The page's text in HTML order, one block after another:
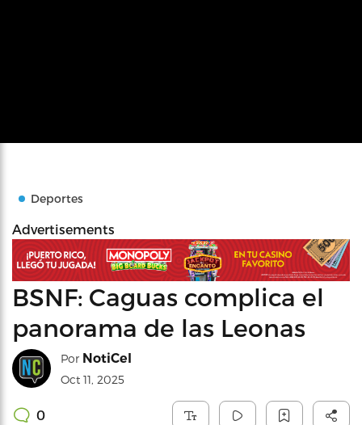
Deportes
Advertisements
BSNF: Caguas complica el
panorama de las Leonas
Por NotiCel
Oct 11, 2025
0